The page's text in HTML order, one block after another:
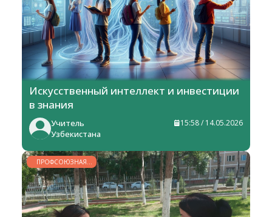
Искусственный интеллект и инвестиции
в знания
Учитель
Узбекистана
15:58 / 14.05.2026
ПРОФСОЮЗНАЯ
ЖИЗНЬ